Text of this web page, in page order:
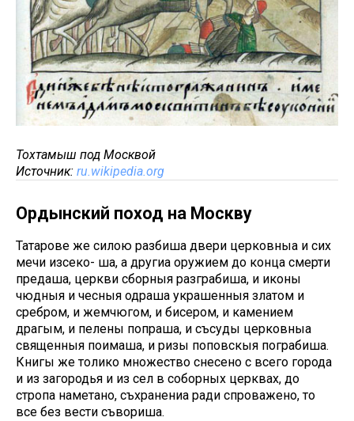
Тохтамыш под Москвой
Источник: ru.wikipedia.org
Ордынский поход на Москву
Татарове же силою разбиша двери церковныа и сих
мечи изсеко- ша, а другиа оружием до конца смерти
предаша, церкви сборныя разграбиша, и иконы
чюдныя и чесныя одраша украшенныя златом и
сребром, и жемчюгом, и бисером, и камением
драгым, и пелены попраша, и съсуды церковныа
священныя поимаша, и ризы поповскыя пограбиша.
Книгы же толико множество снесено с всего города
и из загородья и из сел в соборных церквах, до
стропа наметано, съхранениа ради спроважено, то
все без вести съвориша.